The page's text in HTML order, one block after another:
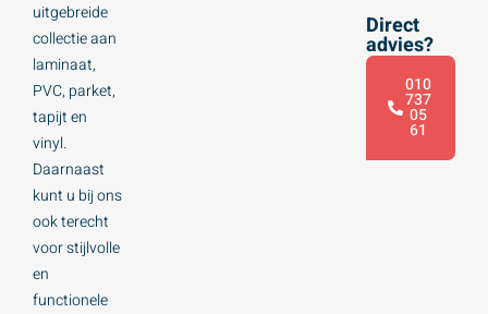
uitgebreide
collectie aan
laminaat,
PVC, parket,
tapijt en
vinyl.
Daarnaast
kunt u bij ons
ook terecht
voor stijlvolle
en
functionele
Direct
advies?
010
737
05
61